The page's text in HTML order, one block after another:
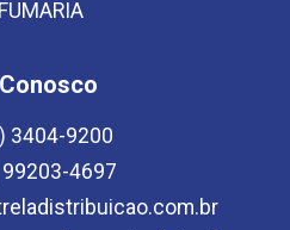
3404-9200
4697